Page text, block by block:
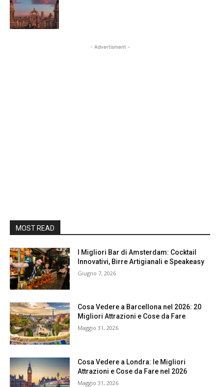
- Advertisment -
MOST READ
I Migliori Bar di Amsterdam: Cocktail
Innovativi, Birre Artigianali e Speakeasy
Giugno 7, 2026
Cosa Vedere a Barcellona nel 2026: 20
Migliori Attrazioni e Cose da Fare
Maggio 31, 2026
Cosa Vedere a Londra: le Migliori
Attrazioni e Cose da Fare nel 2026
Maggio 31, 2026